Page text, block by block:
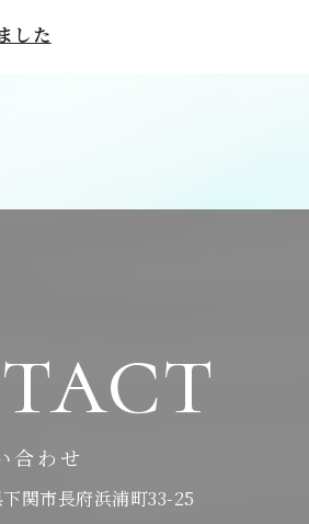
した
合わせ
関市長府浜浦町33-25